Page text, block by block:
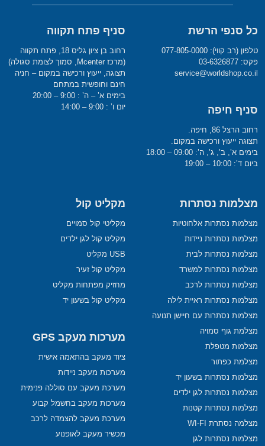
כל סנפי הרשת
טלפון (רב קווי): 077-805-0000
פקס: 03-6326877
service@worldshop.co.il
סניף חיפה
רחוב הרצל 86, חיפה.
תצוגה ייעוץ ורכישה במקום.
בימים א’, ב’, ג’, ה’: 09:00 – 18:00
ביום ד’: 10:00 – 19:00
סניף פתח תקווה
רחוב בן ציון גליס 18, פתח תקווה
(מרכז Mcenter, סמוך לצומת סגולה)
תצוגה, ייעוץ ורכישה במקום – חניה
חינם וחופשית במתחם
בימים א’ – ה’ : 9:00 – 20:00
יום ו’ : 9:00 – 14:00
מצלמות נסתרות
מצלמות נסתרות אלחוטיות
מצלמות נסתרות ניידות
מצלמות נסתרות לבית
מצלמות נסתרות למשרד
מצלמות נסתרות לרכב
מצלמות נסתרות ראיית לילה
מצלמות נסתרות עם חיישן תנועה
מצלמת גוף סמויה
מצלמות מטפלת
מצלמת כפתור
מצלמות נסתרות בשעון יד
מצלמות נסתרות לגן ילדים
מצלמות נסתרות קטנות
מצלמה נסתרת WI-FI
מצלמות נסתרות לגן
מקליט קול
מקליטי קול סמויים
מקליט קול לגן ילדים
USB מקליט
מקליט קול זעיר
מחזיק מפתחות מקליט
מקליט קול בשעון יד
מערכות מעקב GPS
ציוד מעקב בהתאמה אישית
מערכות מעקב ניידות
מערכת מעקב עם סוללה פנימית
מערכות מעקב בחשמל קבוע
מערכת מעקב להצמדה לרכב
מכשיר מעקב לאופנוע